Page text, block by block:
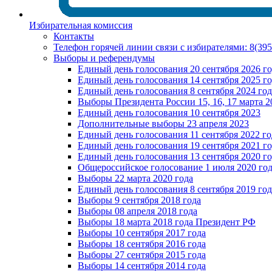
Избирательная комиссия
Контакты
Телефон горячей линии связи с избирателями:
Выборы и референдумы
Единый день голосования 20 сентября 2026
Единый день голосования 14 сентября 2025
Единый день голосования 8 сентября 2024
Выборы Президента России 15, 16, 17 марта
Единый день голосования 10 сентября 2023
Дополнительные выборы 23 апреля 2023
Единый день голосования 11 сентября 2022
Единый день голосования 19 сентября 2021
Единый день голосования 13 сентября 2020
Общероссийское голосование 1 июля 2020
Выборы 22 марта 2020 года
Единый день голосования 8 сентября 2019
Выборы 9 сентября 2018 года
Выборы 08 апреля 2018 года
Выборы 18 марта 2018 года Президент РФ
Выборы 10 сентября 2017 года
Выборы 18 сентября 2016 года
Выборы 27 сентября 2015 года
Выборы 14 сентября 2014 года